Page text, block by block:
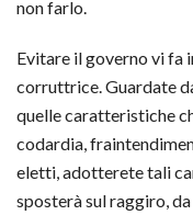
non farlo.
Evitare il governo vi fa
corruttrice. Guardate
quelle caratteristiche
codardia,
eletti, adotterete tali
sposterà sul raggiro,